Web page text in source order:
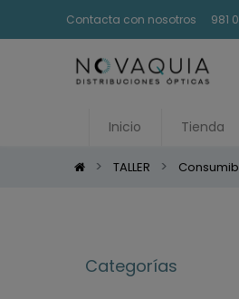
Contacta con nosotros 981
Inicio Tienda
TALLER
Categorías